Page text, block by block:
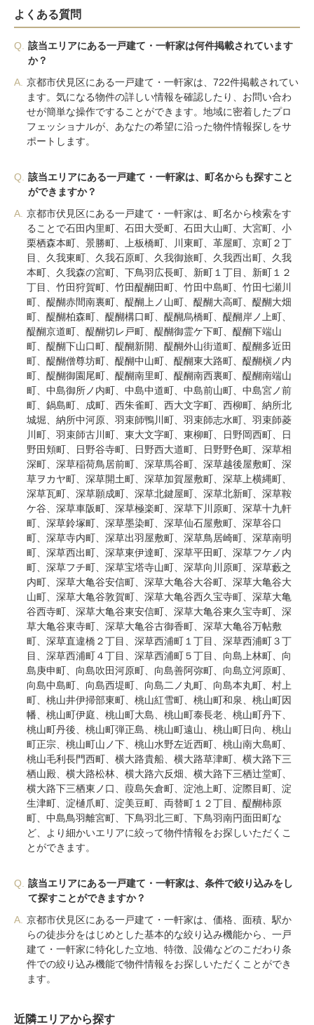
よくある質問
Q.
該当エリアにある一戸建て・一軒家は何件掲載されています
か？
A. 京都市伏見区にある一戸建て・一軒家は、722件掲載されてい
ます。気になる物件の詳しい情報を確認したり、お問い合わ
せが簡単な操作ですることができます。地域に密着したプロ
フェッショナルが、あなたの希望に沿った物件情報探しをサ
ポートします。
Q.
該当エリアにある一戸建て・一軒家は、町名からも探すこと
ができますか？
A. 京都市伏見区にある一戸建て・一軒家は、町名から検索をす
ることで石田内里町、石田大受町、石田大山町、大宮町、小
栗栖森本町、景勝町、上板橋町、川東町、革屋町、京町２丁
目、久我東町、久我石原町、久我御旅町、久我西出町、久我
本町、久我森の宮町、下鳥羽広長町、新町１丁目、新町１２
丁目、竹田狩賀町、竹田醍醐田町、竹田中島町、竹田七瀬川
町、醍醐赤間南裏町、醍醐上ノ山町、醍醐大高町、醍醐大畑
町、醍醐柏森町、醍醐構口町、醍醐烏橋町、醍醐岸ノ上町、
醍醐京道町、醍醐切レ戸町、醍醐御霊ケ下町、醍醐下端山
町、醍醐下山口町、醍醐新開、醍醐外山街道町、醍醐多近田
町、醍醐僧尊坊町、醍醐中山町、醍醐東大路町、醍醐槇ノ内
町、醍醐御園尾町、醍醐南里町、醍醐南西裏町、醍醐南端山
町、中島御所ノ内町、中島中道町、中島前山町、中島宮ノ前
町、鍋島町、成町、西朱雀町、西大文字町、西柳町、納所北
城堀、納所中河原、羽束師鴨川町、羽束師志水町、羽束師菱
川町、羽束師古川町、東大文字町、東柳町、日野岡西町、日
野田頬町、日野谷寺町、日野西大道町、日野野色町、深草相
深町、深草稲荷鳥居前町、深草馬谷町、深草越後屋敷町、深
草ヲカヤ町、深草開土町、深草加賀屋敷町、深草上横縄町、
深草瓦町、深草願成町、深草北鍵屋町、深草北新町、深草鞍
ケ谷、深草車阪町、深草極楽町、深草下川原町、深草十九軒
町、深草鈴塚町、深草墨染町、深草仙石屋敷町、深草谷口
町、深草寺内町、深草出羽屋敷町、深草鳥居崎町、深草南明
町、深草西出町、深草東伊達町、深草平田町、深草フケノ内
町、深草フチ町、深草宝塔寺山町、深草向川原町、深草藪之
内町、深草大亀谷安信町、深草大亀谷大谷町、深草大亀谷大
山町、深草大亀谷敦賀町、深草大亀谷西久宝寺町、深草大亀
谷西寺町、深草大亀谷東安信町、深草大亀谷東久宝寺町、深
草大亀谷東寺町、深草大亀谷古御香町、深草大亀谷万帖敷
町、深草直違橋２丁目、深草西浦町１丁目、深草西浦町３丁
目、深草西浦町４丁目、深草西浦町５丁目、向島上林町、向
島庚申町、向島吹田河原町、向島善阿弥町、向島立河原町、
向島中島町、向島西堤町、向島二ノ丸町、向島本丸町、村上
町、桃山井伊掃部東町、桃山紅雪町、桃山町和泉、桃山町因
幡、桃山町伊庭、桃山町大島、桃山町泰長老、桃山町丹下、
桃山町丹後、桃山町弾正島、桃山町遠山、桃山町日向、桃山
町正宗、桃山町山ノ下、桃山水野左近西町、桃山南大島町、
桃山毛利長門西町、横大路貴船、横大路草津町、横大路下三
栖山殿、横大路松林、横大路六反畑、横大路下三栖辻堂町、
横大路下三栖東ノ口、葭島矢倉町、淀池上町、淀際目町、淀
生津町、淀樋爪町、淀美豆町、両替町１２丁目、醍醐柿原
町、中島鳥羽離宮町、下鳥羽北三町、下鳥羽南円面田町な
ど、より細かいエリアに絞って物件情報をお探しいただくこ
とができます。
Q.
該当エリアにある一戸建て・一軒家は、条件で絞り込みをし
て探すことができますか？
A. 京都市伏見区にある一戸建て・一軒家は、価格、面積、駅か
らの徒歩分をはじめとした基本的な絞り込み機能から、一戸
建て・一軒家に特化した立地、特徴、設備などのこだわり条
件での絞り込み機能で物件情報をお探しいただくことができ
ます。
近隣エリアから探す